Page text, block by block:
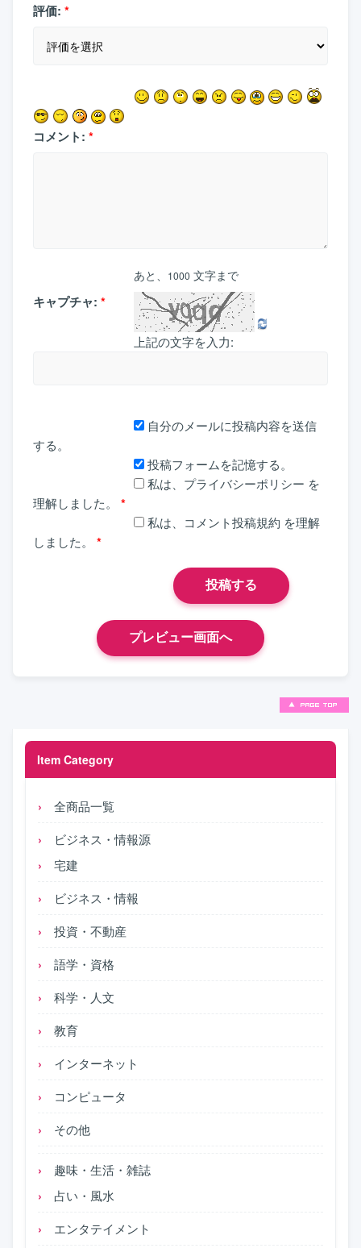
Item Category
全商品一覧
ビジネス・情報源
宅建
ビジネス・情報
投資・不動産
語学・資格
科学・人文
教育
インターネット
コンピュータ
その他
趣味・生活・雑誌
占い・風水
エンタテイメント
評価: *
コメント: *
あと、 1000 文字まで
キャプチャ: *
上記の文字を入力:
自分のメールに投稿内容を送信
する。
投稿フォームを記憶する。
私は、 プライバシーポリシー を
理解しました。
*
私は、 コメント投稿規約 を理解
しました。
*